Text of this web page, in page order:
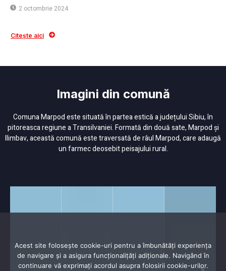
2 octombrie 2024
Citește aici
Imagini din comună
Comuna Marpod este situată în partea estică a județului Sibiu, în
pitoreasca regiune a Transilvaniei. Formată din două sate, Marpod și
Ilimbav, această comună este traversată de râul Marpod, care adaugă
un farmec deosebit peisajului rural.
Acest site folosește cookie-uri pentru a îmbunătăți experiența
de navigare și a asigura funcționalițăți adiționale. Navigând în
continuare vă exprimaţi acordul asupra folosirii cookie-urilor.